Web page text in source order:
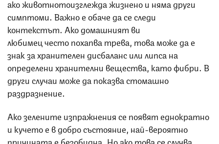
ако животнотоизглежда жизнено и няма други
симптоми. Важно е обаче да се следи
контекстът. Ако домашният ви
любимец често похапва трева, това може да е
знак за хранителен дисбаланс или липса на
определени хранителни вещества, като фибри. В
други случаи може да показва стомашно
раздразнение.
Ако зелените изпражнения се появят еднократно
и кучето е в добро състояние, най-вероятно
причината е безобидна. Но ако това се случва